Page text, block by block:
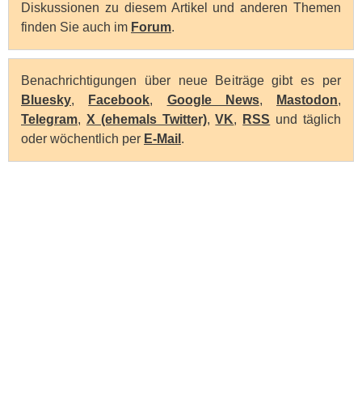
Diskussionen zu diesem Artikel und anderen Themen
finden Sie auch im Forum.
Benachrichtigungen über neue Beiträge gibt es per
Bluesky, Facebook, Google News, Mastodon,
Telegram, X (ehemals Twitter),VK, RSS und täglich
oder wöchentlich per E-Mail .